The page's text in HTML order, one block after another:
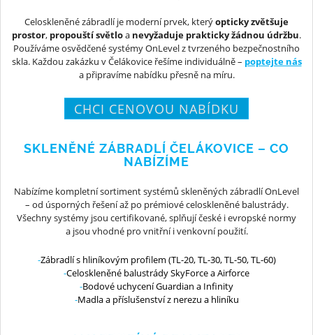
Celoskleněné zábradlí je moderní prvek, kterýopticky zvětšuje
prostor, propouští světloa nevyžaduje prakticky žádnou údržbu.
Používáme osvědčené systémy OnLevel z tvrzeného bezpečnostního
skla. Každou zakázku v Čelákovice řešíme individuálně – poptejte nás
a připravíme nabídku přesně na míru.
CHCI CENOVOU NABÍDKU
SKLENĚNÉ ZÁBRADLÍ ČELÁKOVICE – CO
NABÍZÍME
Nabízíme kompletní sortiment systémů skleněných zábradlí OnLevel
– od úsporných řešení až po prémiové celoskleněné balustrády.
Všechny systémy jsou certifikované, splňují české i evropské normy
a jsou vhodné pro vnitřní i venkovní použití.
Zábradlí s hliníkovým profilem (TL-20, TL-30, TL-50, TL-60)
Celoskleněné balustrády SkyForce a Airforce
Bodové uchycení Guardian a Infinity
Madla a příslušenství z nerezu a hliníku